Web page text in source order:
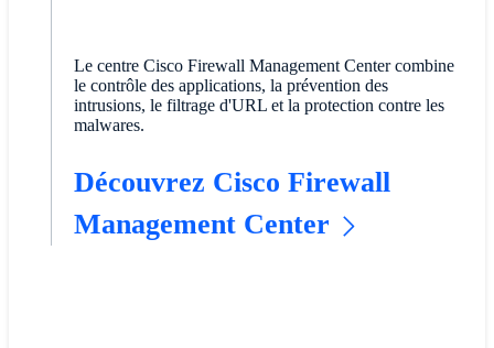
Le centre Cisco Firewall Management Center combine
le contrôle des applications, la prévention des
intrusions, le filtrage d'URL et la protection contre les
malwares.
Découvrez Cisco Firewall
Management Center